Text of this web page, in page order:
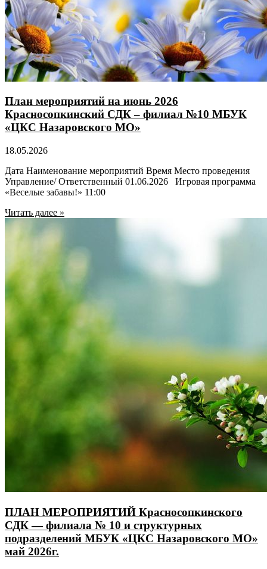
План мероприятий на июнь 2026
Красносопкинский СДК – филиал №10 МБУК
«ЦКС Назаровского МО»
18.05.2026
Дата Наименование мероприятий Время Место проведения
Управление/ Ответственный 01.06.2026 Игровая программа
«Веселые забавы!» 11:00
Читать далее »
ПЛАН МЕРОПРИЯТИЙ Красносопкинского
СДК — филиала № 10 и структурных
подразделений МБУК «ЦКС Назаровского МО»
май 2026г.